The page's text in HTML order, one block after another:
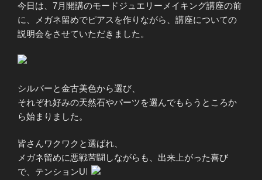
今日は、7月開講のモードジュエリーメイキング講座の前
に、メガネ留めでピアスを作りながら、講座についての
説明会をさせていただきました。
シルバーと金古美色から選び、
それぞれ好みの天然石やパーツを選んでもらうところか
ら始まりました。
皆さんワクワクと選ばれ、
メガネ留めに悪戦苦闘しながらも、出来上がった喜び
で、テンションUP